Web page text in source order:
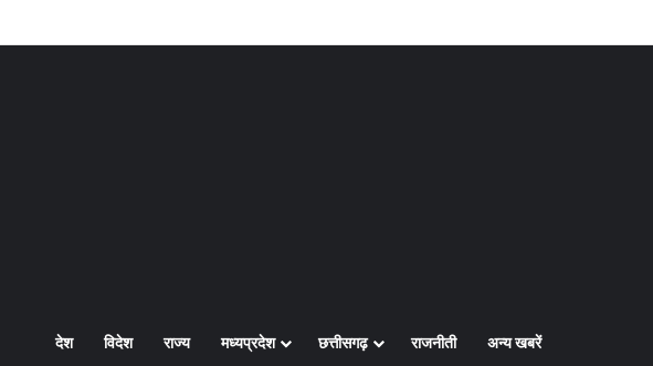
Homeदेश विदेश राज्य मध्यप्रदेश छत्तीसगढ़ राजनीती अन्य खबरें